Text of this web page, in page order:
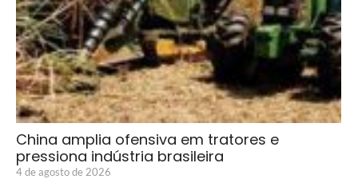
China amplia ofensiva em tratores e
pressiona indústria brasileira
4 de agosto de 2026